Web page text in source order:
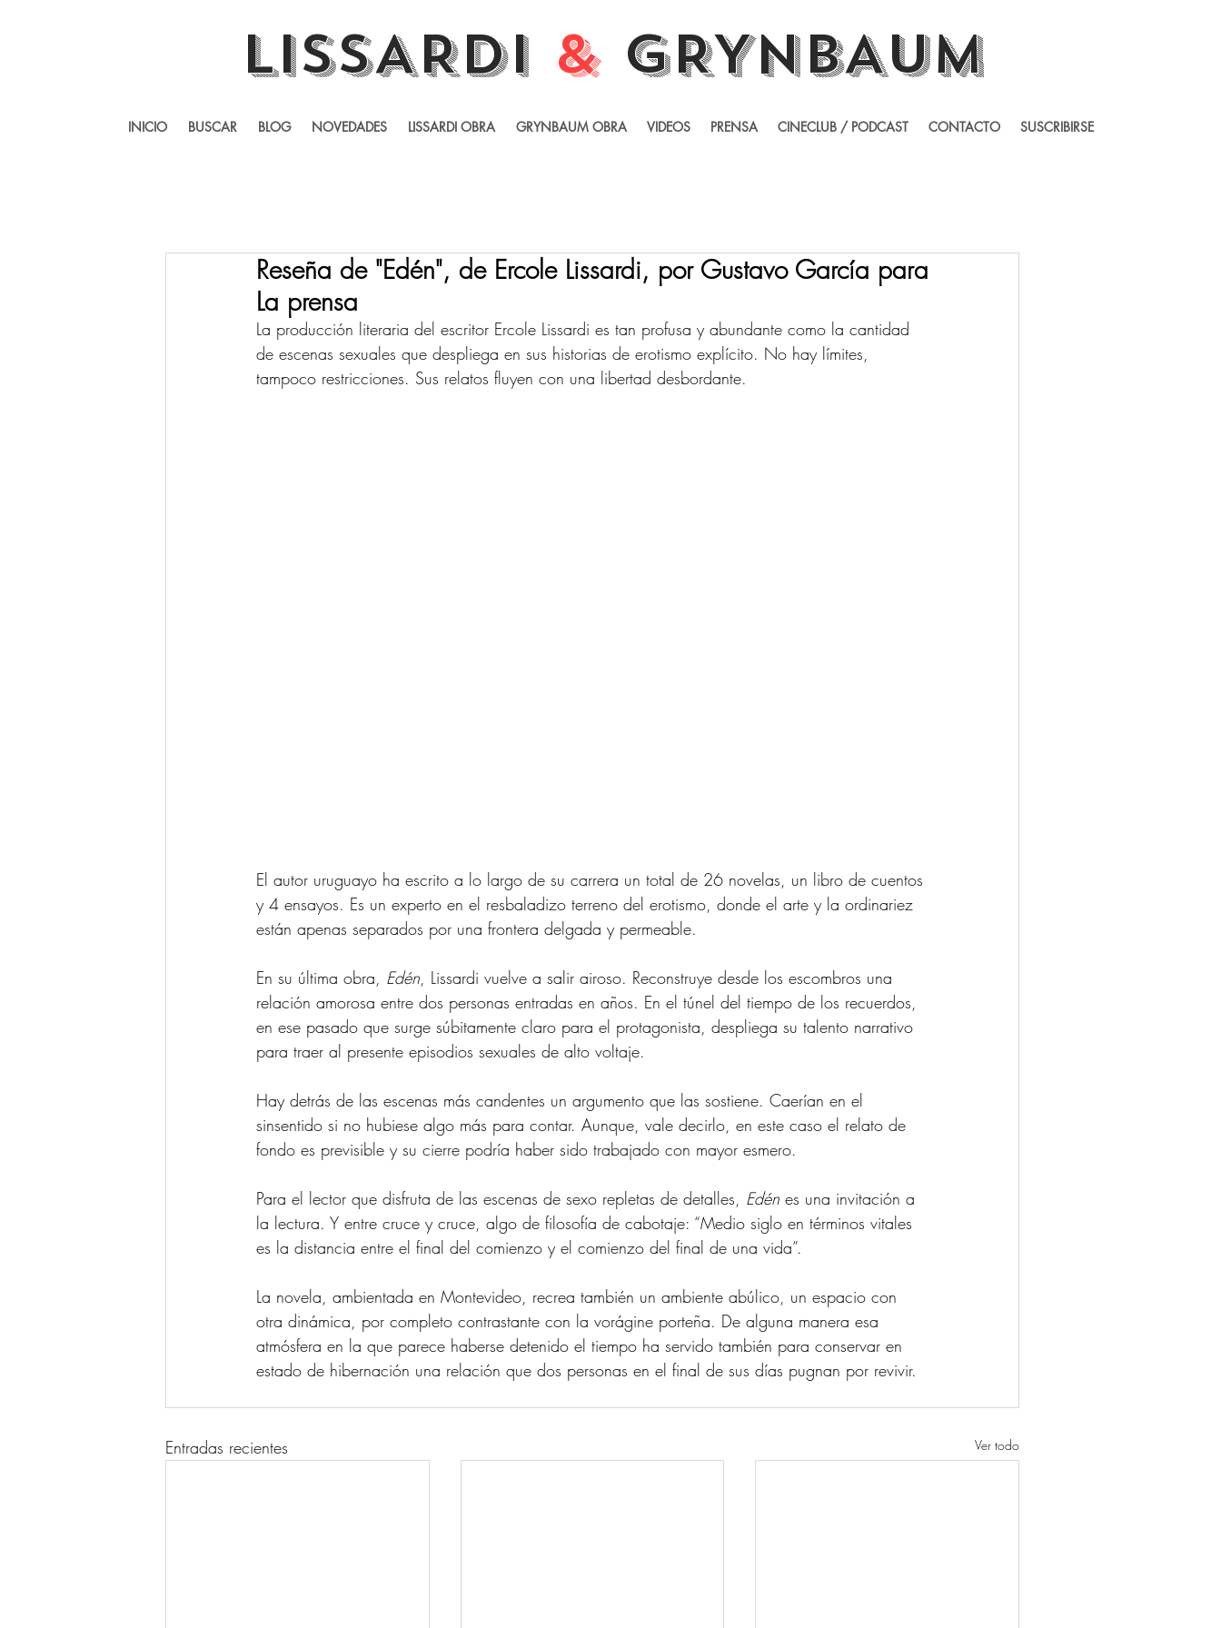
LISSARDI &GRYNBAUM
INICIO BUSCAR BLOG NOVEDADES LISSARDI OBRA GRYNBAUM OBRA VIDEOS PRENSA CINECLUB / PODCAST CONTACTO SUSCRIBIRSE
Reseña de "Edén", de Ercole Lissardi, por Gustavo García para
La prensa
La producción literaria del escritor Ercole Lissardi es tan profusa y abundante como la cantidad
de escenas sexuales que despliega en sus historias de erotismo explícito. No hay límites,
tampoco restricciones. Sus relatos fluyen con una libertad desbordante.
El autor uruguayo ha escrito a lo largo de su carrera un total de 26 novelas, un libro de cuentos
y 4 ensayos. Es un experto en el resbaladizo terreno del erotismo, donde el arte y la ordinariez
están apenas separados por una frontera delgada y permeable.
En su última obra, Edén , Lissardi vuelve a salir airoso. Reconstruye desde los escombros una
relación amorosa entre dos personas entradas en años. En el túnel del tiempo de los recuerdos,
en ese pasado que surge súbitamente claro para el protagonista, despliega su talento narrativo
para traer al presente episodios sexuales de alto voltaje.
Hay detrás de las escenas más candentes un argumento que las sostiene. Caerían en el
sinsentido si no hubiese algo más para contar. Aunque, vale decirlo, en este caso el relato de
fondo es previsible y su cierre podría haber sido trabajado con mayor esmero.
Para el lector que disfruta de las escenas de sexo repletas de detalles, Edén es una invitación a
la lectura. Y entre cruce y cruce, algo de filosofía de cabotaje: “Medio siglo en términos vitales
es la distancia entre el final del comienzo y el comienzo del final de una vida”.
La novela, ambientada en Montevideo, recrea también un ambiente abúlico, un espacio con
otra dinámica, por completo contrastante con la vorágine porteña. De alguna manera esa
atmósfera en la que parece haberse detenido el tiempo ha servido también para conservar en
estado de hibernación una relación que dos personas en el final de sus días pugnan por revivir.
Entradas recientes Ver todo